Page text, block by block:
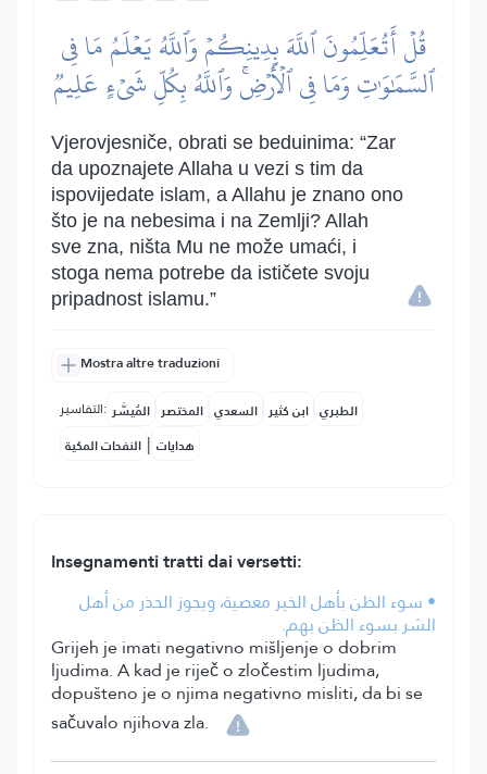
قُلۡ أَتُعَلِّمُونَ ٱللَّهَ بِدِينِكُمۡ وَٱللَّهُ يَعۡلَمُ مَا فِي
ٱلسَّمَٰوَٰتِ وَمَا فِي ٱلۡأَرۡضِۚ وَٱللَّهُ بِكُلِّ شَيۡءٍ عَلِيمٞ
Vjerovjesniče, obrati se beduinima: “Zar
da upoznajete Allaha u vezi s tim da
ispovijedate islam, a Allahu je znano ono
što je na nebesima i na Zemlji? Allah
sve zna, ništa Mu ne može umaći, i
stoga nema potrebe da ističete svoju
pripadnost islamu.”
Mostra altre traduzioni
التفاسير: المُيسَّر المختصر السعدي ابن كثير الطبري
النفحات المكية | هدايات
Insegnamenti tratti dai versetti:
• سوء الظن بأهل الخير معصية، ويجوز الحذر من أهل
الشر بسوء الظن بهم.
Grijeh je imati negativno mišljenje o dobrim
ljudima. A kad je riječ o zločestim ljudima,
dopušteno je o njima negativno misliti, da bi se
sačuvalo njihova zla.